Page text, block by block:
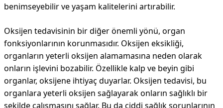
benimseyebilir ve yaşam kalitelerini artırabilir.
Oksijen tedavisinin bir diğer önemli yönü, organ
fonksiyonlarının korunmasıdır. Oksijen eksikliği,
organların yeterli oksijen alamamasına neden olarak
onların işlevini bozabilir. Özellikle kalp ve beyin gibi
organlar, oksijene ihtiyaç duyarlar. Oksijen tedavisi, bu
organlara yeterli oksijen sağlayarak onların sağlıklı bir
şekilde çalışmasını sağlar. Bu da ciddi sağlık sorunlarının